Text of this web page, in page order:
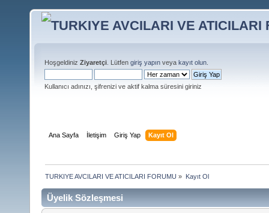
Hoşgeldiniz Ziyaretçi . Lütfen giriş yapın veya kayıt olun
Kullanıcı adınızı, şifrenizi ve aktif kalma süresini giriniz
Ana Sayfa İletişim Giriş Yap Kayıt Ol
TURKIYE AVCILARI VE ATICILARI FORUMU » Kayıt Ol
Üyelik Sözleşmesi